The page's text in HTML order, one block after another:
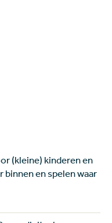
(kleine) kinderen en
en spelen waar